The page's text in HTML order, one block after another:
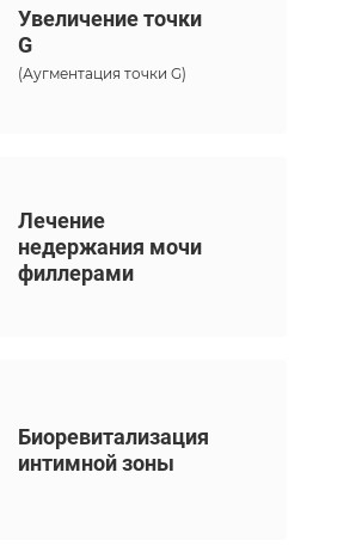
Увеличение точки
G
(Аугментация точки G)
Лечение
недержания мочи
филлерами
от 12 000 ₽
Биоревитализация
интимной зоны